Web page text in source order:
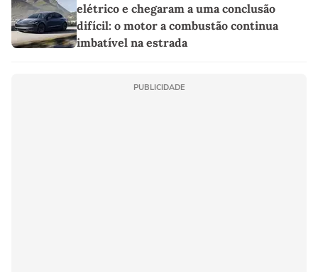
elétrico e chegaram a uma conclusão
difícil: o motor a combustão continua
imbatível na estrada
PUBLICIDADE